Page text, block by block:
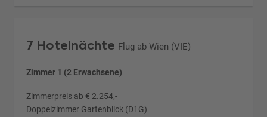
7 Hotelnächte Flug ab Wien (VIE)
Zimmer 1 (2 Erwachsene)
Zimmerpreis ab € 2.254,-
Doppelzimmer Gartenblick (D1G)